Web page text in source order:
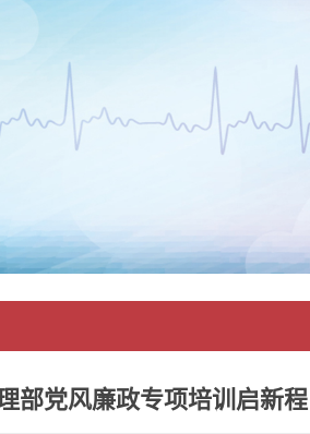
部党风廉政专项培训启新程